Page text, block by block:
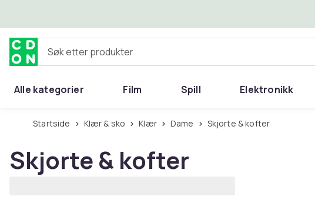
Søk etter produkter
Alle kategorier Film Spill Elektronikk
Startside Klær & sko Klær Dame Skjorte & kofter
Skjorte & kofter